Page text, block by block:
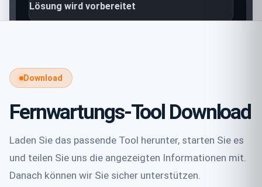
Lösung wird vorbereitet
Download
Fernwartungs-Tool Download
Laden Sie das passende Tool herunter, starten Sie es
und teilen Sie uns die angezeigten Informationen mit.
Danach können wir Sie sicher unterstützen.